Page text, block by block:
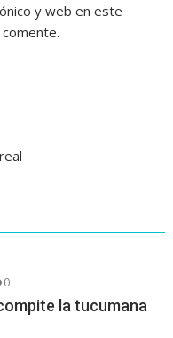
y web en este
0
la tucumana